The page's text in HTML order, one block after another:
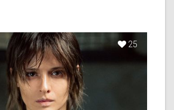
25